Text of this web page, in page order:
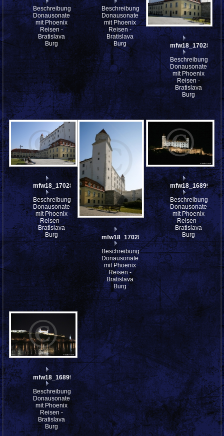
Beschreibung:
Donausonate
mit Phoenix
Reisen -
Bratislava
Burg
Beschreibung:
Donausonate
mit Phoenix
Reisen -
Bratislava
Burg
mfw18_170289
Beschreibung:
Donausonate
mit Phoenix
Reisen -
Bratislava
Burg
mfw18_170288
Beschreibung:
Donausonate
mit Phoenix
Reisen -
Bratislava
Burg
mfw18_170287
Beschreibung:
Donausonate
mit Phoenix
Reisen -
Bratislava
Burg
mfw18_168998
Beschreibung:
Donausonate
mit Phoenix
Reisen -
Bratislava
Burg
mfw18_168997
Beschreibung:
Donausonate
mit Phoenix
Reisen -
Bratislava
Burg